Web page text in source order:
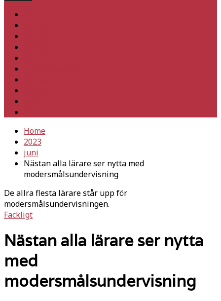
Home
2023
juni
Nästan alla lärare ser nytta med
modersmålsundervisning
De allra flesta lärare står upp för
modersmålsundervisningen.
Fackligt
Nästan alla lärare ser nytta
med
modersmålsundervisning